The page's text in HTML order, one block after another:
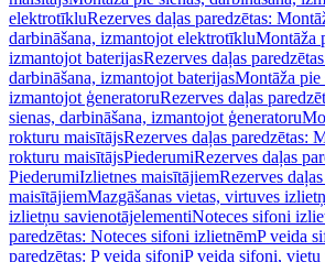
elektrotīkluRezerves daļas paredzētas:
darbināšana, izmantojot elektrotīkluMontāža
izmantojot baterijasRezerves daļas
darbināšana, izmantojot baterijasMontāža pie
izmantojot ģeneratoruRezerves daļas
sienas, darbināšana, izmantojot ģeneratoru
rokturu maisītājsRezerves daļas paredzētas:
rokturu maisītājsPiederumiRezerves daļas
PiederumiIzlietnes maisītājiemRezerves
maisītājiemMazgāšanas vietas, virtuves
izlietņu savienotājelementiNoteces sifoni
paredzētas: Noteces sifoni izlietnēmP veida
paredzētas: P veida sifoniP veida sifoni, vietu